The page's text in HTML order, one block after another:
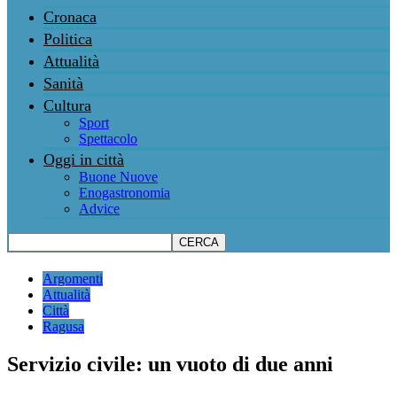
Cronaca
Politica
Attualità
Sanità
Cultura
Sport
Spettacolo
Oggi in città
Buone Nuove
Enogastronomia
Advice
Argomenti
Attualità
Città
Ragusa
Servizio civile: un vuoto di due anni